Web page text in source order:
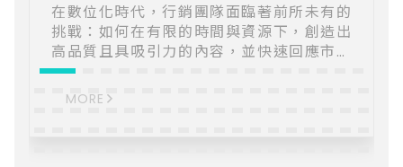
在數位化時代，行銷團隊面臨著前所未有的
挑戰：如何在有限的時間與資源下，創造出
高品質且具吸引力的內容，並快速回應市場
變化？AI行銷大獅應運而生，作為一款專為
行銷團隊量身打造的智慧行銷方案，它結合
MORE